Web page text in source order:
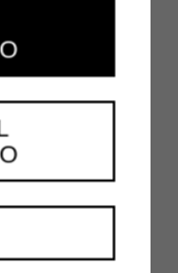
al
e
ora prima